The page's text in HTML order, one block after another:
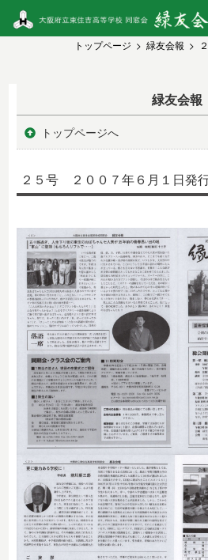
トップページ 緑友会報
緑友会報
トップページへ
２５号 ２００７年６月１日発